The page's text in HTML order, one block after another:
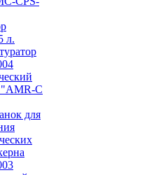
л.
"AMR-C
для